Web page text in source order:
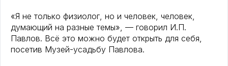
«Я не только физиолог, но и человек, человек,
думающий на разные темы», — говорил И.П.
Павлов. Всё это можно будет открыть для себя,
посетив Музей-усадьбу Павлова.